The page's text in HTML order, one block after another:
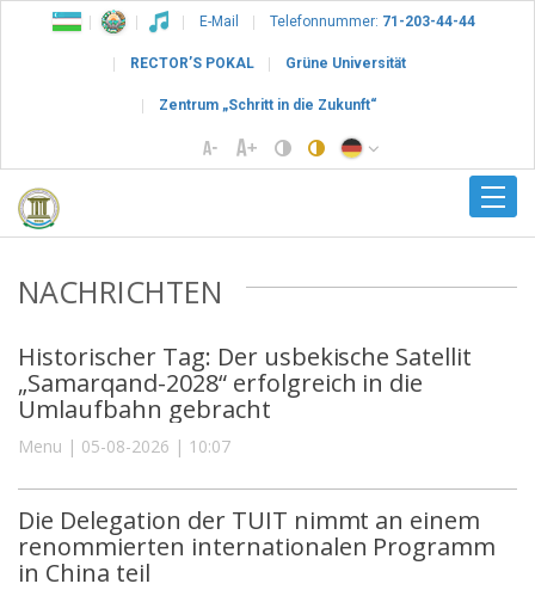
E-Mail Telefonnummer: 71-203-44-44
RECTOR’S POKAL Grüne Universität
Zentrum „Schritt in die Zukunft“
NACHRICHTEN
Historischer Tag: Der usbekische Satellit
„Samarqand-2028“ erfolgreich in die
Umlaufbahn gebracht
Menu | 05-08-2026 | 10:07
Die Delegation der TUIT nimmt an einem
renommierten internationalen Programm
in China teil